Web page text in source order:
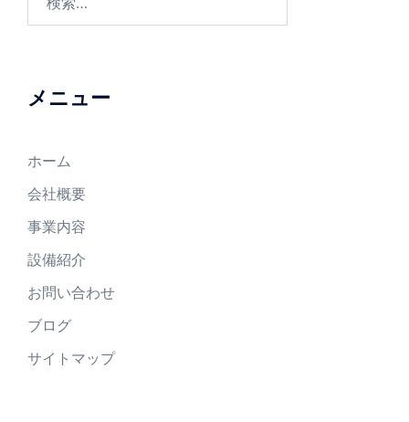
メニュー
ホーム
会社概要
事業内容
設備紹介
お問い合わせ
ブログ
サイトマップ